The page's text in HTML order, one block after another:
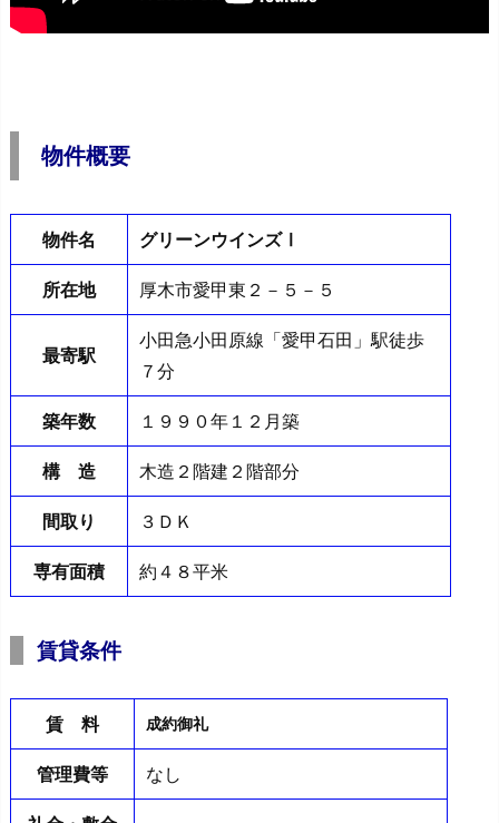
物件概要
物件名 グリーンウインズⅠ
所在地 厚木市愛甲東２－５－５
最寄駅
小田急小田原線「愛甲石田」駅徒歩
７分
築年数 １９９０年１２月築
構 造 木造２階建２階部分
間取り ３ＤＫ
専有面積 約４８平米
賃貸条件
賃 料 成約御礼
管理費等 なし